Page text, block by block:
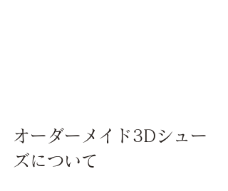
オーダーメイド3Dシュー
ズについて